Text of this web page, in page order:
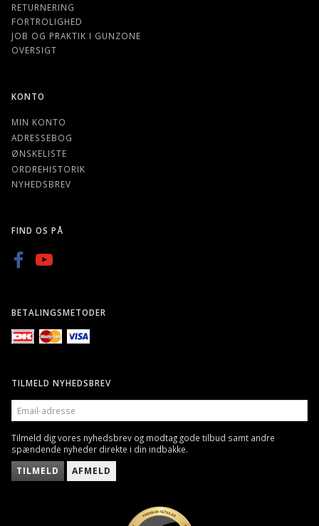
RETURNERING
FORTROLIGHED
JOB OG PRAKTIK I GUNZONE
OVERSIGT
KONTO
MIN KONTO
ADRESSEBOG
ØNSKELISTE
ORDREHISTORIK
NYHEDSBREV
FIND OS PÅ
BETALINGSMETODER
TILMELD NYHEDSBREV
EMAIL-
ADRESSE
Tilmeld dig vores nyhedsbrev og modtag gode tilbud samt andre
spændende nyheder direkte i din indbakke.
TILMELD AFMELD